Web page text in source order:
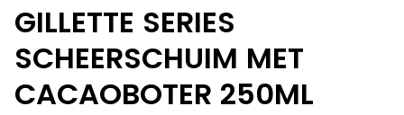
GILLETTE SERIES
SCHEERSCHUIM MET
CACAOBOTER 250ML